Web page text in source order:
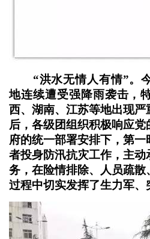
“洪水无情人有情”。
地连续遭受强降雨袭击，
西、湖南、江苏等地出现
后，各级团组织积极响应
府的统一部署安排下，第
者投身防汛抗灾工作，主
务，在险情排除、人员疏
过程中切实发挥了生力军、